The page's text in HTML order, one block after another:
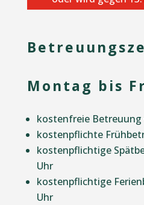
Montag bis
kostenfreie Betreuung
kostenpflichte
kostenpflichtige
Uhr
kostenpflichtige
Uhr